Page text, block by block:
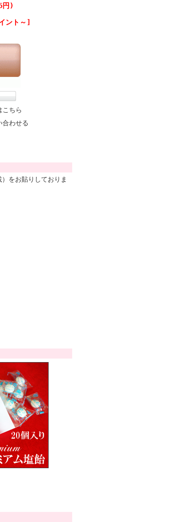
円)
ント～]
こちら
合わせる
をお貼りしておりま